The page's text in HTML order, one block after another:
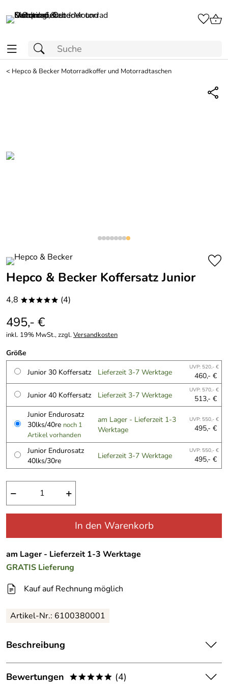
< Hepco & Becker Motorradkoffer und Motorradtaschen
Hepco & Becker Koffersatz Junior
4,8 ***** (4)
495,- €
inkl. 19% MwSt., zzgl.Versandkosten
Größe
Junior 30 Koffersatz
Lieferzeit 3-7 Werktage UVP: 520,- €
460,- €
Junior 40 Koffersatz
Lieferzeit 3-7 Werktage UVP: 570,- €
513,- €
Junior Endurosatz
30lks/40re noch 1
Artikel vorhanden
am Lager - Lieferzeit 1-3
Werktage
UVP: 550,- €
495,- €
Junior Endurosatz
40lks/30re
Lieferzeit 3-7 Werktage UVP: 550,- €
495,- €
− +
In den Warenkorb
am Lager - Lieferzeit 1-3 Werktage
GRATIS Lieferung
Kauf auf Rechnung möglich
Artikel-Nr.: 6100380001
Beschreibung
Hepco & Becker Junior Koffersatz
Wer kennt ihn nicht ! Den Koffer Junior von Hepco &
Bewertungen ***** (4)